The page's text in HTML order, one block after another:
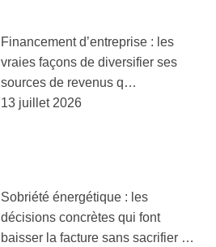
Financement d’entreprise : les
vraies façons de diversifier ses
sources de revenus q…
13 juillet 2026
Sobriété énergétique : les
décisions concrètes qui font
baisser la facture sans sacrifier …